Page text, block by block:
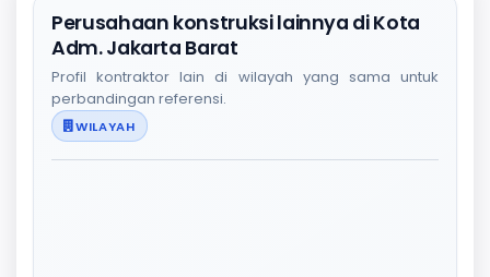
Perusahaan konstruksi lainnya di Kota
Adm. Jakarta Barat
Profil kontraktor lain di wilayah yang sama untuk
perbandingan referensi.
WILAYAH